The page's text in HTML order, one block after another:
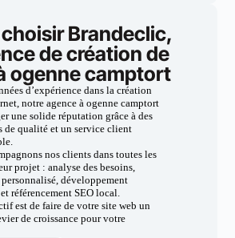
Brandeclic,
de création de
ogenne camptort
d’expérience dans la création
notre agence à ogenne camptort
une solide réputation grâce à des
de qualité et un service client
nos clients dans toutes les
projet : analyse des besoins,
développement
référencement SEO local.
est de faire de votre site web un
de croissance pour votre